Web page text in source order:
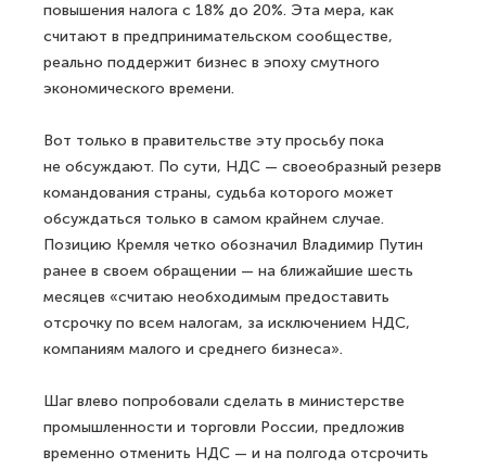
повышения налога с 18% до 20%. Эта мера, как
считают в предпринимательском сообществе,
реально поддержит бизнес в эпоху смутного
экономического времени.
Вот только в правительстве эту просьбу пока
не обсуждают. По сути, НДС — своеобразный резерв
командования страны, судьба которого может
обсуждаться только в самом крайнем случае.
Позицию Кремля четко обозначил Владимир Путин
ранее в своем обращении — на ближайшие шесть
месяцев «считаю необходимым предоставить
отсрочку по всем налогам, за исключением НДС,
компаниям малого и среднего бизнеса».
Шаг влево попробовали сделать в министерстве
промышленности и торговли России, предложив
временно отменить НДС — и на полгода отсрочить